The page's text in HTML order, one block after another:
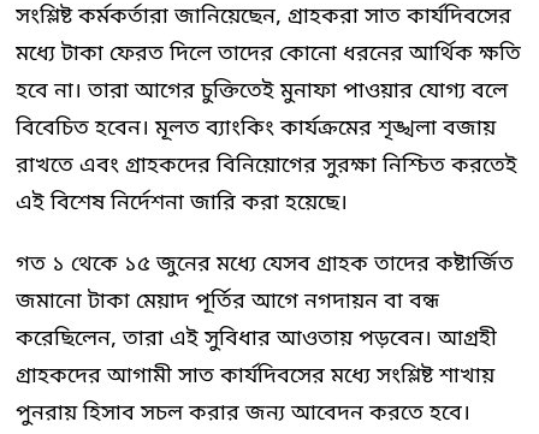
সংশ্লিষ্ট কর্মকর্তারা জানিয়েছেন, গ্রাহকরা সাত কার্যদিবসের
মধ্যে টাকা ফেরত দিলে তাদের কোনো ধরনের আর্থিক ক্ষতি
হবে না। তারা আগের চুক্তিতেই মুনাফা পাওয়ার যোগ্য বলে
বিবেচিত হবেন। মূলত ব্যাংকিং কার্যক্রমের শৃঙ্খলা বজায়
রাখতে এবং গ্রাহকদের বিনিয়োগের সুরক্ষা নিশ্চিত করতেই
এই বিশেষ নির্দেশনা জারি করা হয়েছে।
গত ১ থেকে ১৫ জুনের মধ্যে যেসব গ্রাহক তাদের কষ্টার্জিত
জমানো টাকা মেয়াদ পূর্তির আগে নগদায়ন বা বন্ধ
করেছিলেন, তারা এই সুবিধার আওতায় পড়বেন। আগ্রহী
গ্রাহকদের আগামী সাত কার্যদিবসের মধ্যে সংশ্লিষ্ট শাখায়
পুনরায় হিসাব সচল করার জন্য আবেদন করতে হবে।